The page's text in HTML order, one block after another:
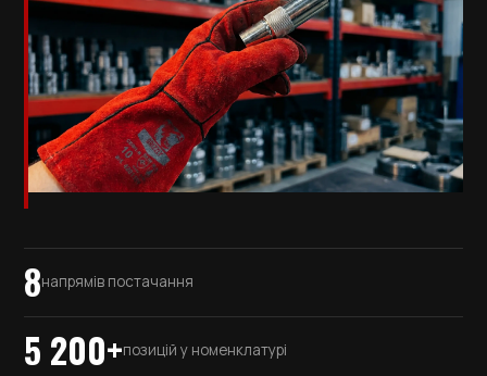
8напрямів постачання
5 200+позицій у номенклатурі